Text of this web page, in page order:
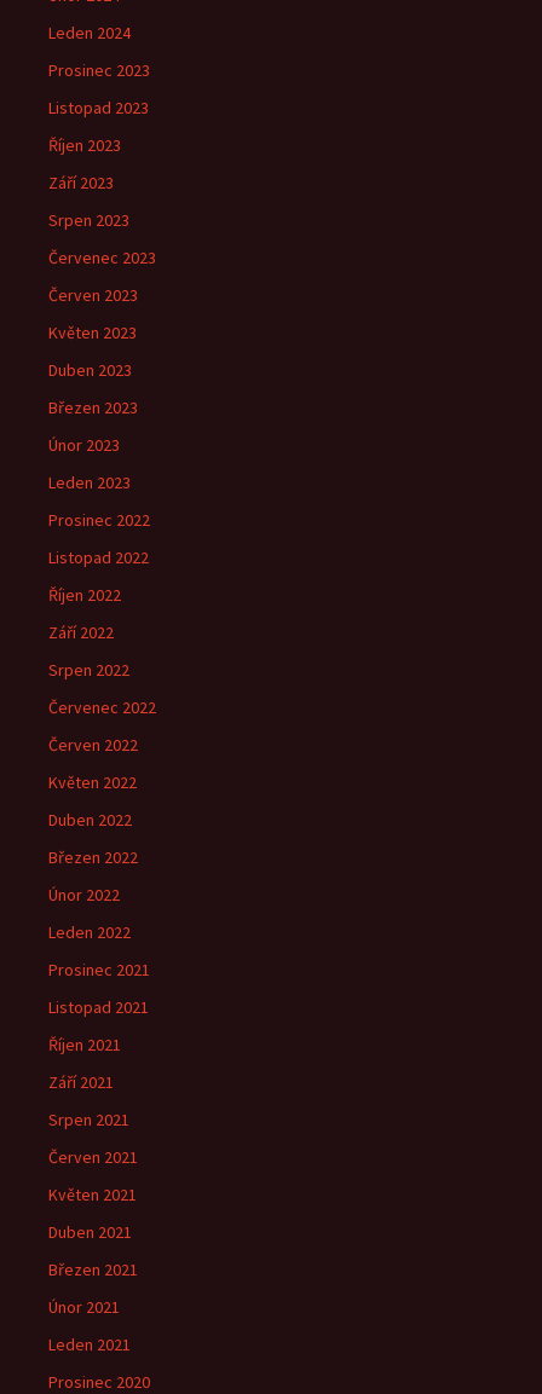
Leden 2024
Prosinec 2023
Listopad 2023
Říjen 2023
Září 2023
Srpen 2023
Červenec 2023
Červen 2023
Květen 2023
Duben 2023
Březen 2023
Únor 2023
Leden 2023
Prosinec 2022
Listopad 2022
Říjen 2022
Září 2022
Srpen 2022
Červenec 2022
Červen 2022
Květen 2022
Duben 2022
Březen 2022
Únor 2022
Leden 2022
Prosinec 2021
Listopad 2021
Říjen 2021
Září 2021
Srpen 2021
Červen 2021
Květen 2021
Duben 2021
Březen 2021
Únor 2021
Leden 2021
Prosinec 2020